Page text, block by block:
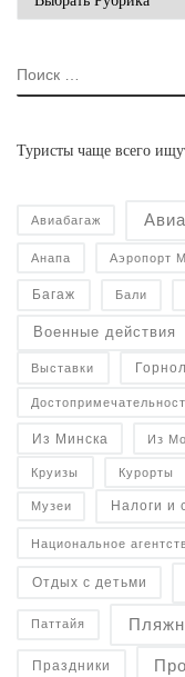
ПОИСК
Туристы чаще всего
Авиабагаж
Анапа Аэропорт
Багаж Бали
Военные действия
Выставки
Из Минска Из
Круизы Курорты
Музеи Налоги и
Национальное
Отдых с детьми
Паттайя
Праздники